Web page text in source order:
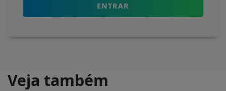
ENTRAR
Veja também